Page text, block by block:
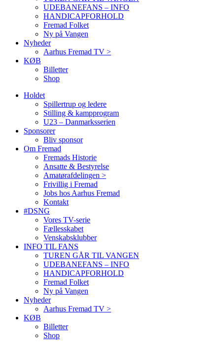
UDEBANEFANS – INFO
HANDICAPFORHOLD
Fremad Folket
Ny på Vangen
Nyheder
Aarhus Fremad TV >
KØB
Billetter
Shop
Holdet
Spillertrup og ledere
Stilling & kampprogram
U23 – Danmarksserien
Sponsorer
Bliv sponsor
Om Fremad
Fremads Historie
Ansatte & Bestyrelse
Amatørafdelingen >
Frivillig i Fremad
Jobs hos Aarhus Fremad
Kontakt
#DSNG
Vores TV-serie
Fællesskabet
Venskabsklubber
INFO TIL FANS
TUREN GÅR TIL VANGEN
UDEBANEFANS – INFO
HANDICAPFORHOLD
Fremad Folket
Ny på Vangen
Nyheder
Aarhus Fremad TV >
KØB
Billetter
Shop